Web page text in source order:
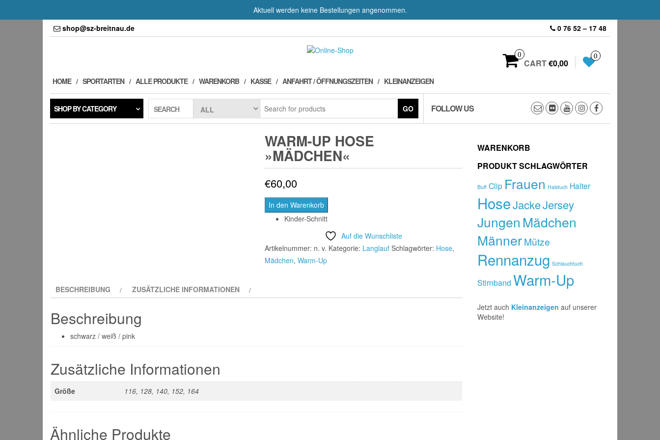
shop@sz-breitnau.de 0 76 52 – 17 48
0
CART€0,00
0
HOME SPORTARTEN ALLE PRODUKTE WARENKORB KASSE ANFAHRT / ÖFFNUNGSZEITEN KLEINANZEIGEN
SHOP BY CATEGORY SEARCH GO FOLLOW US
WARM-UP HOSE
»MÄDCHEN«
€60,00
In den Warenkorb
Kinder-Schnitt
Auf die Wunschliste
Artikelnummer: n. v. Kategorie: Langlauf Schlagwörter: Hose,
Mädchen, Warm-Up
BESCHREIBUNG ZUSÄTZLICHE INFORMATIONEN
Beschreibung
schwarz / weiß / pink
Zusätzliche Informationen
Größe 116, 128, 140, 152, 164
Ähnliche Produkte
WARENKORB
PRODUKT SCHLAGWÖRTER
Buff Clip Frauen Halstuch Halter
HoseJackeJersey
Jungen Mädchen
MännerMütze
Rennanzug Schlauchtuch
Stirnband Warm-Up
Jetzt auch Kleinanzeigen auf unserer
Website!
Aktuell werden keine Bestellungen angenommen.